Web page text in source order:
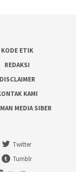
KODE ETIK
REDAKSI
DISCLAIMER
KAMI
MEDIA SIBER
Twitter
Tumblr